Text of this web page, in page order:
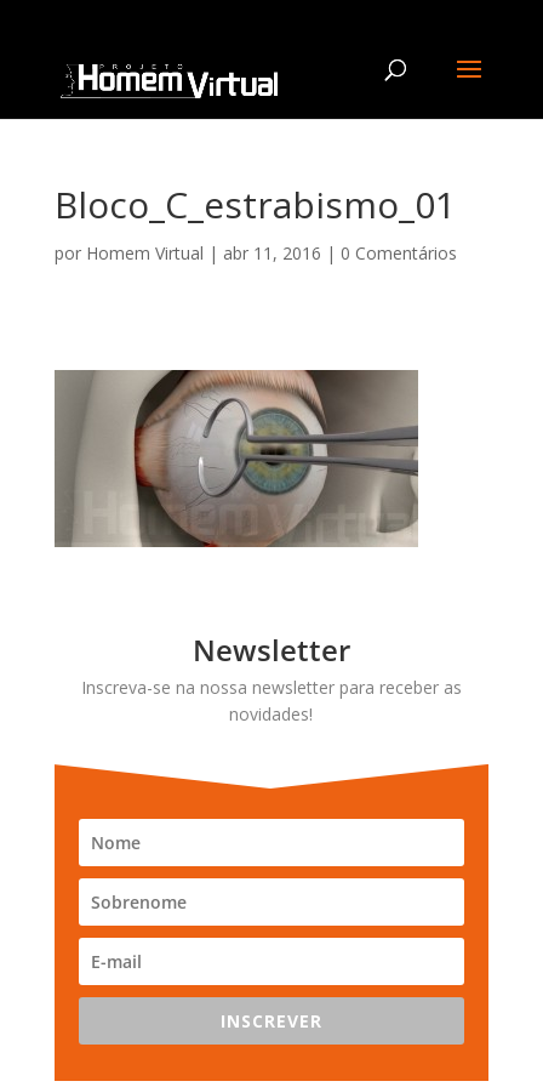
Bloco_C_estrabismo_01
por Homem Virtual | abr 11, 2016 | 0 Comentários
Newsletter
Inscreva-se na nossa newsletter para receber as
novidades!
INSCREVER